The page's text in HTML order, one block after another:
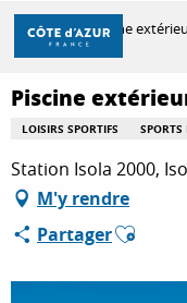
Aller
contenu
principal
À FAIRE
Accueil Piscine
Piscine
LOISIRS SPORTIFS SPORTS
Station Isola 2000,
M'y rendre
PartagerAjouter